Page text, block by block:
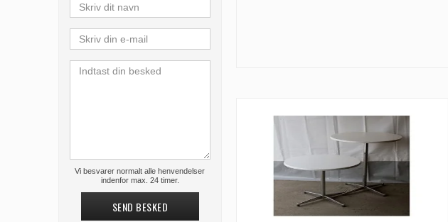
Vi besvarer normalt alle henvendelser
indenfor max. 24 timer.
SEND BESKED